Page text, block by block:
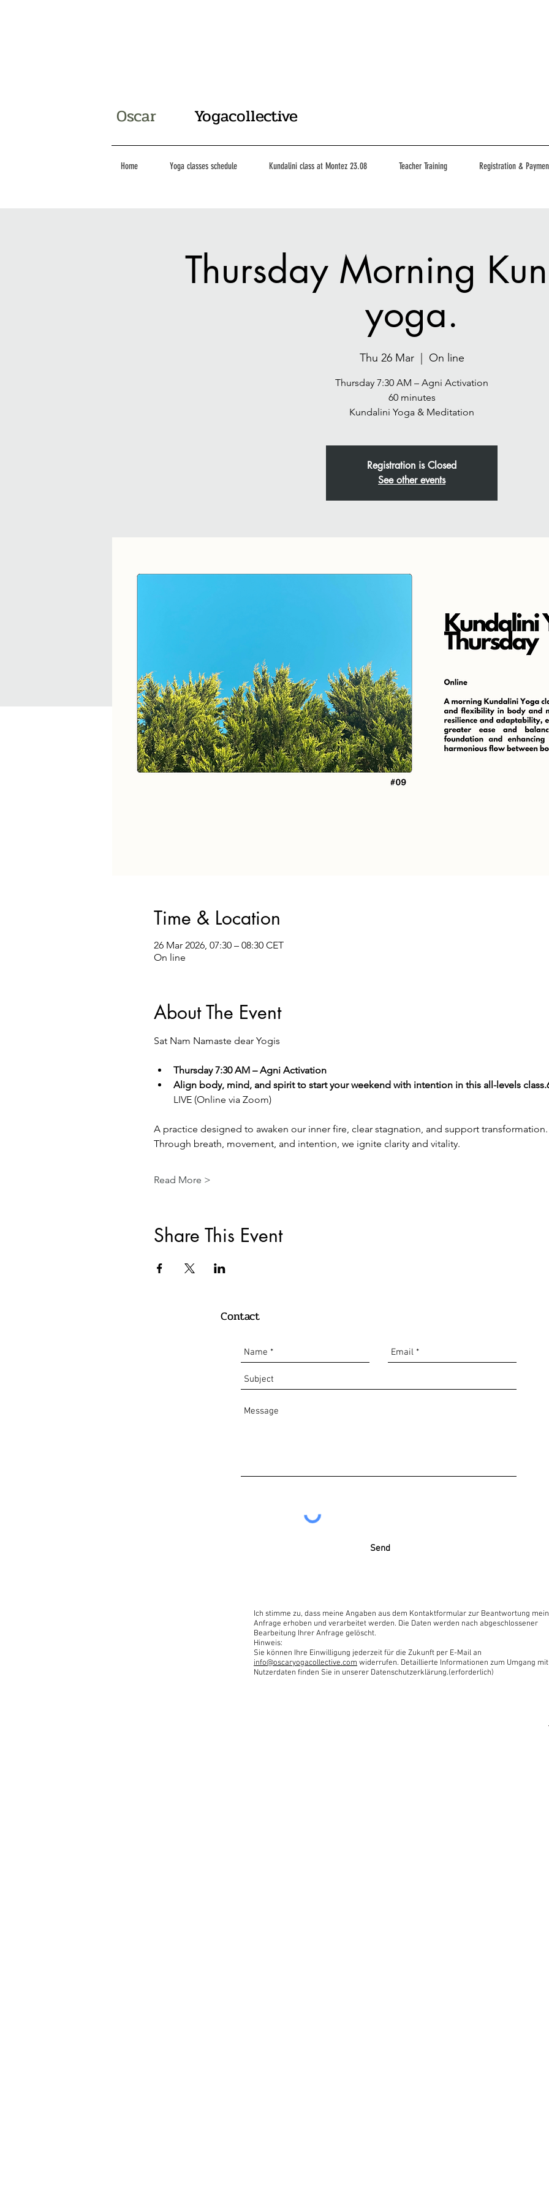
Oscar Yogacollective
Home Yoga classes schedule Kundalini class at Montez 23.08 Teacher Training Registration &
Thursday Morning
yoga.
Thu 26 Mar
  |
On line
Thursday 7:30 AM – Agni Activation
60 minutes
Registration is Closed
See other events
Time & Location
26 Mar 2026, 07:30 – 08:30 CET
On line
About The Event
Sat Nam Namaste dear Yogis
Thursday 7:30 AM – Agni Activation
Align body, mind, and spirit to start your weekend with intention in this all-levels
LIVE (Online via Zoom)
A practice designed to awaken our inner fire, clear stagnation, and support transformation.
Through breath, movement, and intention, we ignite clarity and vitality.
Read More >
Share This Event
Contact
Send
Ich stimme zu, dass meine Angaben aus dem Kontaktformular zur Beantwortung
Anfrage erhoben und verarbeitet werden. Die Daten werden nach abgeschlossener
Bearbeitung Ihrer Anfrage gelöscht.
Hinweis:
Sie können Ihre Einwilligung jederzeit für die Zukunft per E-Mail an
info@oscaryogacollective.com widerrufen. Detaillierte Informationen zum Umgang mit
Nutzerdaten finden Sie in unserer Datenschutzerklärung.(erforderlich)